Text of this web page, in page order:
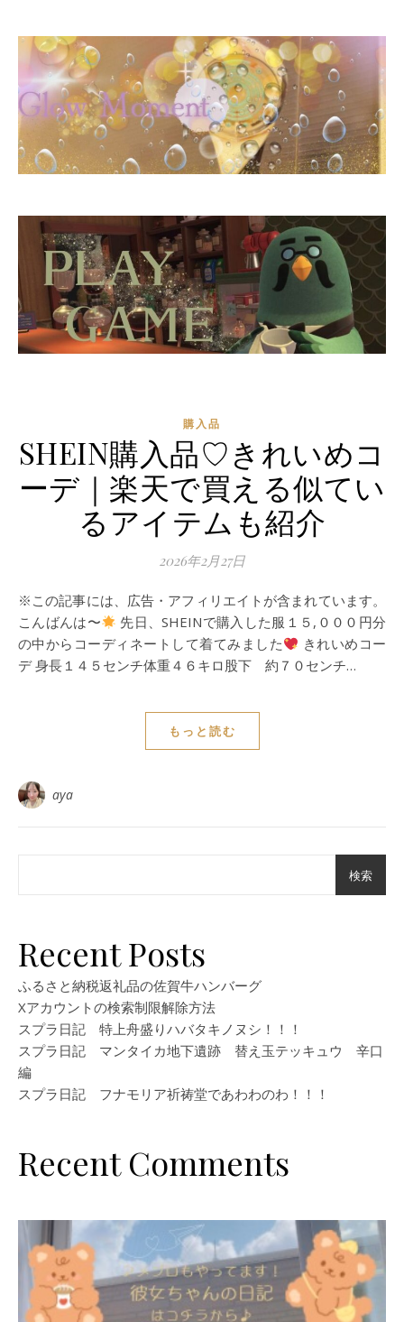
購入品
SHEIN購入品♡きれいめコ
ーデ｜楽天で買える似てい
るアイテムも紹介
2026年2月27日
※この記事には、広告・アフィリエイトが含まれています。
こんばんは〜
先日、SHEINで購入した服１５,０００円分
の中からコーディネートして着てみました
きれいめコー
デ 身長１４５センチ体重４６キロ股下 約７０センチ…
もっと読む
aya
検索
Recent Posts
ふるさと納税返礼品の佐賀牛ハンバーグ
Xアカウントの検索制限解除方法
スプラ日記 特上舟盛りハバタキノヌシ！！！
スプラ日記 マンタイカ地下遺跡 替え玉テッキュウ 辛口
編
スプラ日記 フナモリア祈祷堂であわわのわ！！！
Recent Comments